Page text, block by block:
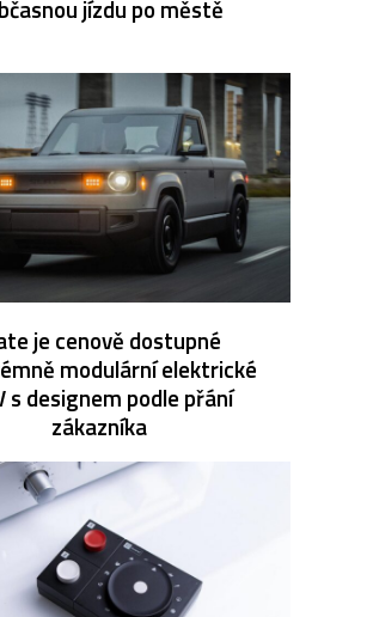
jízdu po městě
je cenově dostupné
modulární elektrické
s designem podle přání
zákazníka